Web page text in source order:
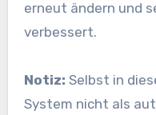
erneut ändern und
verbessert.
Notiz: Selbst in
System nicht als